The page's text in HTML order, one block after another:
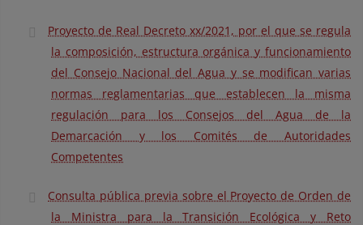
Proyecto de Real Decreto xx/2021, por el que se regula
la composición, estructura orgánica y funcionamiento
del Consejo Nacional del Agua y se modifican varias
normas reglamentarias que establecen la misma
regulación para los Consejos del Agua de la
Demarcación y los Comités de Autoridades
Competentes
Consulta pública previa sobre el Proyecto de Orden de
la Ministra para la Transición Ecológica y Reto